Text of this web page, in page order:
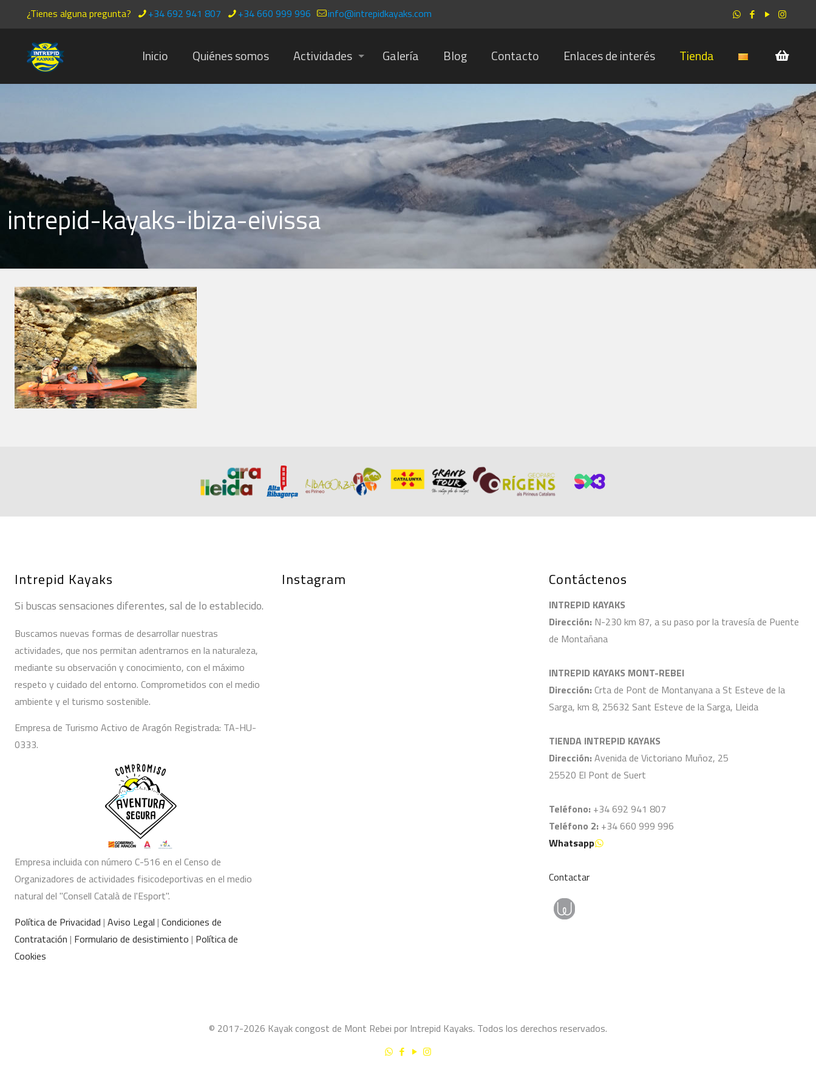
¿Tienes alguna pregunta? +34 692 941 807 +34 660 999 996 info@intrepidkayaks.com
Inicio Quiénes somos Actividades Galería Blog Contacto Enlaces de interés Tienda
intrepid-kayaks-ibiza-eivissa
Intrepid Kayaks
Si buscas sensaciones diferentes, sal de lo establecido.
Buscamos nuevas formas de desarrollar nuestras
actividades, que nos permitan adentrarnos en la naturaleza,
mediante su observación y conocimiento, con el máximo
respeto y cuidado del entorno. Comprometidos con el medio
ambiente y el turismo sostenible.
Empresa de Turismo Activo de Aragón Registrada: TA-HU-
0333.
Empresa incluida con número C-516 en el Censo de
Organizadores de actividades fisicodeportivas en el medio
natural del "Consell Català de l'Esport".
Política de Privacidad | Aviso Legal | Condiciones de
Contratación | Formulario de desistimiento | Política de
Cookies
Instagram Contáctenos
INTREPID KAYAKS
Dirección: N-230 km 87, a su paso por la travesía de Puente
de Montañana
INTREPID KAYAKS MONT-REBEI
Dirección: Crta de Pont de Montanyana a St Esteve de la
Sarga, km 8, 25632 Sant Esteve de la Sarga, Lleida
TIENDA INTREPID KAYAKS
Dirección: Avenida de Victoriano Muñoz, 25
25520 El Pont de Suert
Teléfono: +34 692 941 807
Teléfono 2: +34 660 999 996
Whatsapp
Contactar
© 2017-2026 Kayak congost de Mont Rebei por Intrepid Kayaks. Todos los derechos reservados.